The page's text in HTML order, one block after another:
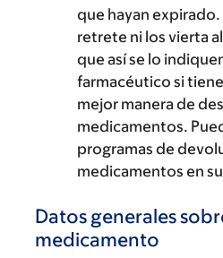
que hayan
retrete ni los vierta
que así se lo
farmacéutico si
mejor manera de
medicamentos.
programas de
medicamentos en
Datos generales
medicamento